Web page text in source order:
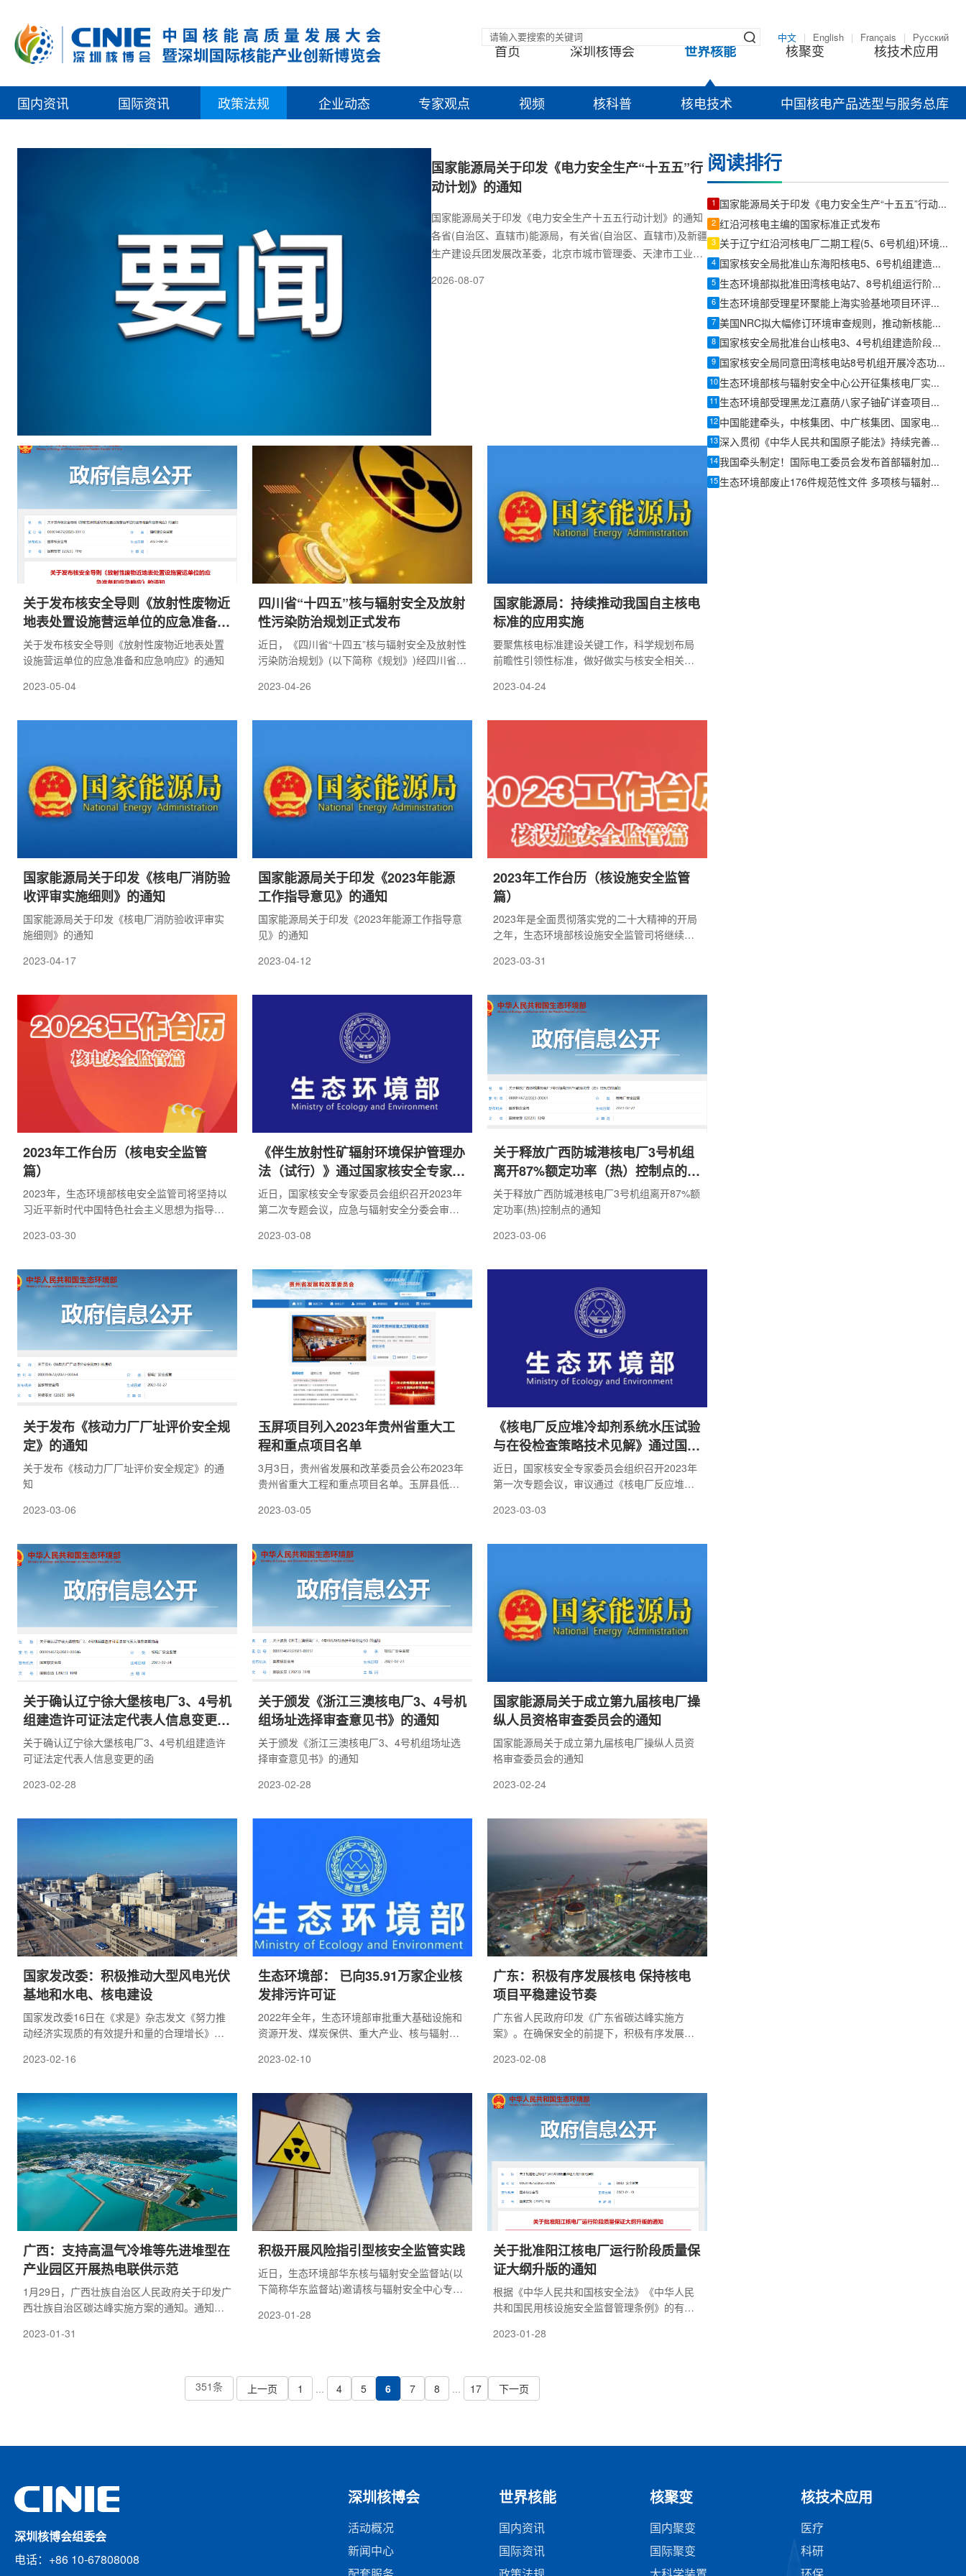
中文 English Français Русский
首页 深圳核博会 世界核能 核聚变 核技术应用
国内资讯 国际资讯 政策法规 企业动态 专家观点 视频 核科普 核电技术 中国核电产品选型与服务总库
国家能源局关于印发《电力安全生产“十五五”行
动计划》的通知
国家能源局关于印发《电力安全生产十五五行动计划》的通知
各省(自治区、直辖市)能源局，有关省(自治区、直辖市)及新疆
生产建设兵团发展改革委，北京市城市管理委、天津市工业和
2026-08-07
关于发布核安全导则《放射性废物近
地表处置设施营运单位的应急准备和
应急响应》的通知
关于发布核安全导则《放射性废物近地表处置
设施营运单位的应急准备和应急响应》的通知
2023-05-04
四川省“十四五”核与辐射安全及放射
性污染防治规划正式发布
近日，《四川省“十四五”核与辐射安全及放射性
污染防治规划》(以下简称《规划》)经四川省政
2023-04-26
国家能源局：持续推动我国自主核电
标准的应用实施
要聚焦核电标准建设关键工作，科学规划布局
前瞻性引领性标准，做好做实与核安全相关标
应用实施。
2023-04-24
国家能源局关于印发《核电厂消防验
收评审实施细则》的通知
国家能源局关于印发《核电厂消防验收评审实
施细则》的通知
2023-04-17
国家能源局关于印发《2023年能源
工作指导意见》的通知
国家能源局关于印发《2023年能源工作指导意
见》的通知
2023-04-12
2023年工作台历（核设施安全监管
篇）
2023年是全面贯彻落实党的二十大精神的开局
之年，生态环境部核设施安全监管司将继续深
议精神，以习近平生态文明思想为指导，落实
作部署，奋力推动核与辐射安全监管高质量发
展。
2023-03-31
2023年工作台历（核电安全监管
篇）
2023年，生态环境部核电安全监管司将坚持以
习近平新时代中国特色社会主义思想为指导，
年全国生态环境保护工作会议安排部署，继续
问题导向，始终保持如履薄冰的心态，补弱项
强短板，做到守正创新、强基固本，不断提高
核安全监管的质量和效率，切实保障核电厂和
研究堆的运行安全和建造质量。
2023-03-30
《伴生放射性矿辐射环境保护管理办
法（试行）》通过国家核安全专家委
员会审议
近日，国家核安全专家委员会组织召开2023年
第二次专题会议，应急与辐射安全分委会审议
行)》(二审送审稿)(以下简称《办法》)。
2023-03-08
关于释放广西防城港核电厂3号机组
离开87%额定功率（热）控制点的通
知
关于释放广西防城港核电厂3号机组离开87%额
定功率(热)控制点的通知
2023-03-06
关于发布《核动力厂厂址评价安全规
定》的通知
关于发布《核动力厂厂址评价安全规定》的通
知
2023-03-06
玉屏项目列入2023年贵州省重大工
程和重点项目名单
3月3日，贵州省发展和改革委员会公布2023年
贵州省重大工程和重点项目名单。玉屏县低温
2023-03-05
《核电厂反应堆冷却剂系统水压试验
与在役检查策略技术见解》通过国家
核安全专家委员会审议
近日，国家核安全专家委员会组织召开2023年
第一次专题会议，审议通过《核电厂反应堆冷
等文件。叶奇蓁院士等国家核安全专家委员会
2023-03-03
关于确认辽宁徐大堡核电厂3、4号机
组建造许可证法定代表人信息变更的
函
关于确认辽宁徐大堡核电厂3、4号机组建造许
可证法定代表人信息变更的函
2023-02-28
关于颁发《浙江三澳核电厂3、4号机
组场址选择审查意见书》的通知
关于颁发《浙江三澳核电厂3、4号机组场址选
择审查意见书》的通知
2023-02-28
国家能源局关于成立第九届核电厂操
纵人员资格审查委员会的通知
国家能源局关于成立第九届核电厂操纵人员资
格审查委员会的通知
2023-02-24
国家发改委：积极推动大型风电光伏
基地和水电、核电建设
国家发改委16日在《求是》杂志发文《努力推
动经济实现质的有效提升和量的合理增长》提
电建设。
2023-02-16
生态环境部： 已向35.91万家企业核
发排污许可证
2022年全年，生态环境部审批重大基础设施和
资源开发、煤炭保供、重大产业、核与辐射等
元。在此基础上，将会同发展改革、商务、交
能源保供等重点推进的项目清单，提前介入指
导环评编制，强化生态环保措施，开辟绿色通
道提高效率，助力重大项目落地。
2023-02-10
广东：积极有序发展核电 保持核电
项目平稳建设节奏
广东省人民政府印发《广东省碳达峰实施方
案》。在确保安全的前提下，积极有序发展核
陆丰核电、廉江核电等项目开工建设。
2023-02-08
广西：支持高温气冷堆等先进堆型在
产业园区开展热电联供示范
1月29日，广西壮族自治区人民政府关于印发广
西壮族自治区碳达峰实施方案的通知。通知指
提下，稳妥推进沿海核电项目建设。
2023-01-31
积极开展风险指引型核安全监管实践
近日，生态环境部华东核与辐射安全监督站(以
下简称华东监督站)邀请核与辐射安全中心专家
绕核电厂维修有效性、配置风险管理、“十四五”
2023-01-28
关于批准阳江核电厂运行阶段质量保
证大纲升版的通知
根据《中华人民共和国核安全法》《中华人民
共和国民用核设施安全监督管理条例》的有关
术审评，认为你公司提交的《阳江核电厂运行
2023-01-28
351条 上一页 1 ... 4 5 6 7 8 ... 17 下一页
阅读排行
1 国家能源局关于印发《电力安全生产“十五五”行动计划》的通知
2 红沿河核电主编的国家标准正式发布
3 关于辽宁红沿河核电厂二期工程(5、6号机组)环境影响报告书(运行阶段)的批复
4 国家核安全局批准山东海阳核电5、6号机组建造阶段质保大纲
5 生态环境部拟批准田湾核电站7、8号机组运行阶段环评文件
6 生态环境部受理星环聚能上海实验基地项目环评文件
7 美国NRC拟大幅修订环境审查规则，推动新核能项目许可提速
8 国家核安全局批准台山核电3、4号机组建造阶段质量保证大纲
9 国家核安全局同意田湾核电站8号机组开展冷态功能试验
10 生态环境部核与辐射安全中心公开征集核电厂实物保护系统建模服务供应商
11 生态环境部受理黑龙江嘉荫八家子铀矿详查项目环评文件
12 中国能建牵头，中核集团、中广核集团、国家电投等行业龙头共同编制国家标准《发电工程数据移交》发布
13 深入贯彻《中华人民共和国原子能法》持续完善核聚变安全法规标准体系
14 我国牵头制定！国际电工委员会发布首部辐射加工用电子直线加速器国际标准
15 生态环境部废止176件规范性文件 多项核与辐射安全文件在列
深圳核博会组委会
电话：+86 10-67808008
深圳核博会
活动概况
新闻中心
世界核能
国内资讯
国际资讯
核聚变
国内聚变
国际聚变
核技术应用
医疗
科研